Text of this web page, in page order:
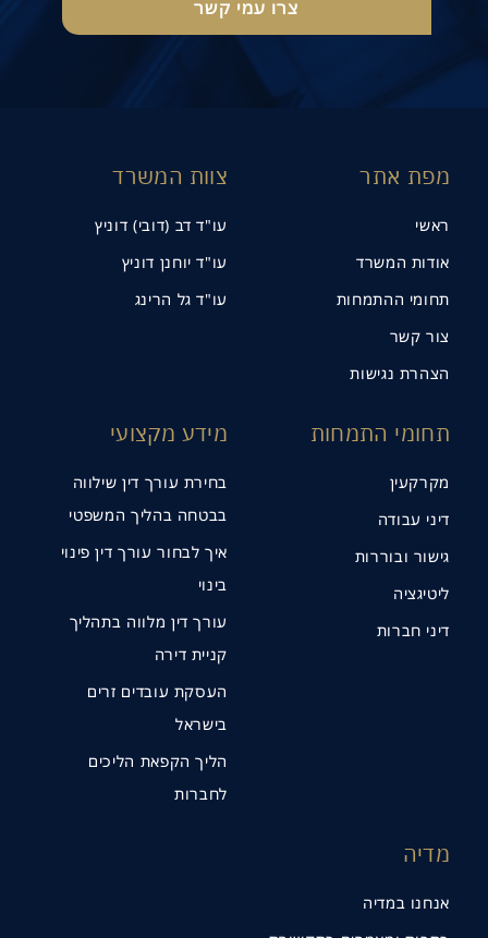
מפת אתר
ראשי
אודות המשרד
תחומי ההתמחות
צור קשר
הצהרת נגישות
צוות המשרד
עו"ד דב (דובי) דוניץ
עו"ד יוחנן דוניץ
עו"ד גל הרינג
תחומי התמחות
מקרקעין
דיני עבודה
גישור ובוררות
ליטיגציה
דיני חברות
מידע מקצועי
בחירת עורך דין שילווה
בבטחה בהליך המשפטי
איך לבחור עורך דין פינוי
בינוי
עורך דין מלווה בתהליך
קניית דירה
העסקת עובדים זרים
בישראל
הליך הקפאת הליכים
לחברות
מדיה
אנחנו במדיה